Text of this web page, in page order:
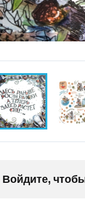
Войдите,